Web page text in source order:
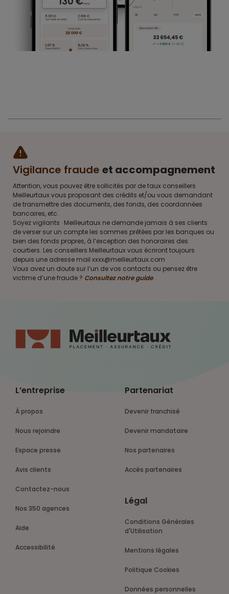
Vigilance fraude et accompagnement
Attention, vous pouvez être sollicités par de faux conseillers
Meilleurtaux vous proposant des crédits et/ou vous demandant
de transmettre des documents, des fonds, des coordonnées
bancaires, etc.
Soyez vigilants · Meilleurtaux ne demande jamais à ses clients
de verser sur un compte les sommes prêtées par les banques ou
bien des fonds propres, à l’exception des honoraires des
courtiers. Les conseillers Meilleurtaux vous écriront toujours
depuis une adresse mail xxxx@meilleurtaux.com
Vous avez un doute sur l’un de vos contacts ou pensez être
victime d’une fraude ? Consultez notre guide.
L’entreprise
À propos
Nous rejoindre
Espace presse
Avis clients
Contactez-nous
Nos 350 agences
Aide
Accessibilité
Partenariat
Devenir franchisé
Devenir mandataire
Nos partenaires
Accès partenaires
Légal
Conditions Générales
d'Utilisation
Mentions légales
Politique Cookies
Données personnelles